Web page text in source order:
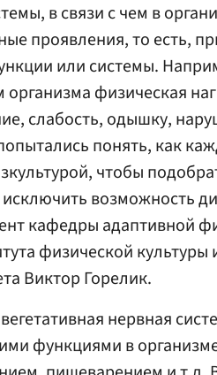
в связи с чем в
проявления, то есть,
или системы.
физическая
слабость, одышку,
понять, как
чтобы
возможность
кафедры адаптивной
физической культуры
Виктор Горелик.
нервная
функциями в